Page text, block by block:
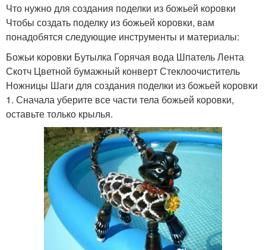
Что нужно для создания поделки из божьей коровки
Чтобы создать поделку из божьей коровки, вам
понадобятся следующие инструменты и материалы:
Божьи коровки Бутылка Горячая вода Шпатель Лента
Скотч Цветной бумажный конверт Стеклоочиститель
Ножницы Шаги для создания поделки из божьей коровки
1. Сначала уберите все части тела божьей коровки,
оставьте только крылья.